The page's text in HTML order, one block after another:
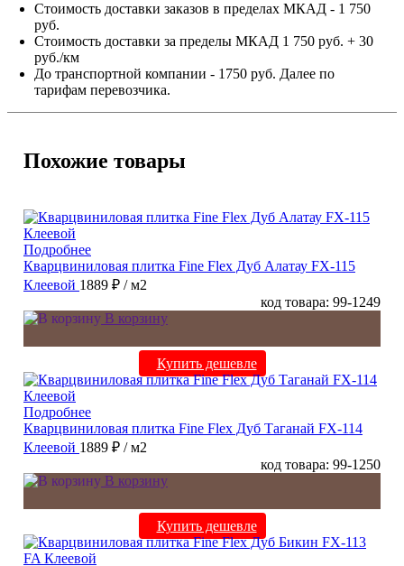
Стоимость доставки заказов в пределах МКАД - 1 750
руб.
Стоимость доставки за пределы МКАД 1 750 руб. + 30
руб./км
До транспортной компании - 1750 руб. Далее по
тарифам перевозчика.
Похожие товары
Подробнее
Кварцвиниловая плитка Fine Flex Дуб Алатау FX-115
Клеевой 1889 ₽ / м2
код товара: 99-1249
В корзину
Купить дешевле
Подробнее
Кварцвиниловая плитка Fine Flex Дуб Таганай FX-114
Клеевой 1889 ₽ / м2
код товара: 99-1250
В корзину
Купить дешевле